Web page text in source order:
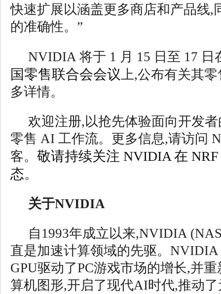
快速扩展以涵盖更多商店和产品线,
的准确性。”
NVIDIA 将于 1 月 15 日至 17 日
国零售联合会会议上,公布有关其
多详情。
欢迎注册,以抢先体验面向开发
零售 AI 工作流。更多信息,请访问
客。 敬请持续关注 NVIDIA 在 NRF
态。
关于NVIDIA
自1993年成立以来,NVIDIA
直是加速计算领域的先驱。NVIDIA
GPU驱动了PC游戏市场的增长,并
算机图形,开启了现代AI时代,推动